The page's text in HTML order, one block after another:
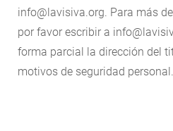
info@lavisiva.org. Para más
por favor escribir a
forma parcial la dirección del
motivos de seguridad personal.